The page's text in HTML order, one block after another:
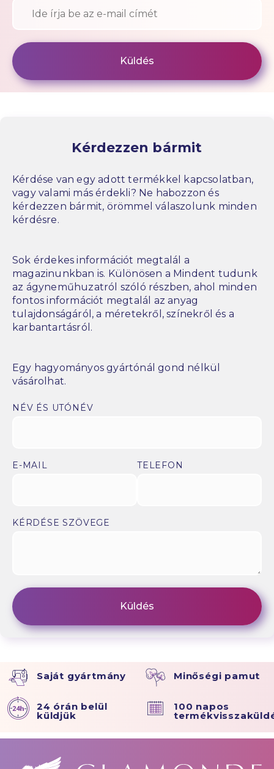
Kérdezzen bármit
Kérdése van egy adott termékkel kapcsolatban,
vagy valami más érdekli? Ne habozzon és
kérdezzen bármit, örömmel válaszolunk minden
kérdésre.
Sok érdekes információt megtalál a
magazinunkban is. Különösen a Mindent tudunk
az ágyneműhuzatról szóló részben, ahol minden
fontos információt megtalál az anyag
tulajdonságáról, a méretekről, színekről és a
karbantartásról.
Egy hagyományos gyártónál gond nélkül
vásárolhat.
NÉV ÉS UTÓNÉV
E-MAIL TELEFON
KÉRDÉSE SZÖVEGE
Saját gyártmány Minőségi pamut
24 órán belül
küldjük
100 napos